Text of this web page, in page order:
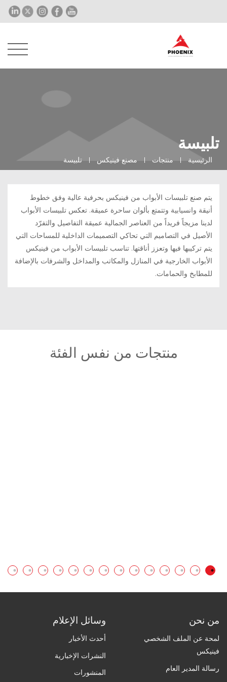
تلبيسة
الرئيسية منتجات مصنع فينيكس تلبيسة
يتم صنع تلبيسات الأبواب من فينيكس بحرفية عالية وفق خطوط
أنيقة وانسيابية وتتمتع بألوان ساحرة عميقة. تعكس تلبيسات الأبواب
لدينا مزيجاً فريداً من العناصر الجمالية عميقة التفاصيل والتفرّد
الأصيل في التصاميم التي تحاكي التصميمات الداخلية للمساحات التي
يتم تركيبها فيها وتعزز أناقتها. تناسب تلبيسات الأبواب من فينيكس
الأبواب الخارجية في المنازل والمكاتب والمداخل والشرفات بالإضافة
للمطابخ والحمامات.
منتجات من نفس الفئة
من نحن
لمحة عن الملف الشخصي
فينيكس
رسالة المدير العام
وسائل الإعلام
أحدث الأخبار
النشرات الإخبارية
المنشورات